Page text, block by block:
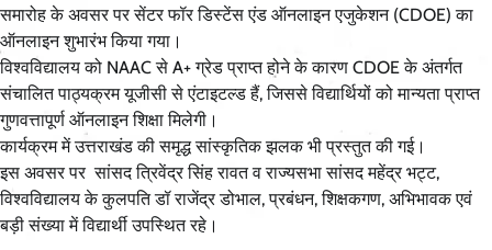
समारोह के अवसर पर सेंटर फॉर डिस्टेंस एंड ऑनलाइन एजुकेशन (CDOE) का
ऑनलाइन शुभारंभ किया गया।
विश्वविद्यालय को NAAC से A+ ग्रेड प्राप्त होने के कारण CDOE के अंतर्गत
संचालित पाठ्यक्रम यूजीसी से एंटाइटल्ड हैं, जिससे विद्यार्थियों को मान्यता प्राप्त
गुणवत्तापूर्ण ऑनलाइन शिक्षा मिलेगी।
कार्यक्रम में उत्तराखंड की समृद्ध सांस्कृतिक झलक भी प्रस्तुत की गई।
इस अवसर पर सांसद त्रिवेंद्र सिंह रावत व राज्यसभा सांसद महेंद्र भट्ट,
विश्वविद्यालय के कुलपति डॉ राजेंद्र डोभाल, प्रबंधन, शिक्षकगण, अभिभावक एवं
बड़ी संख्या में विद्यार्थी उपस्थित रहे।